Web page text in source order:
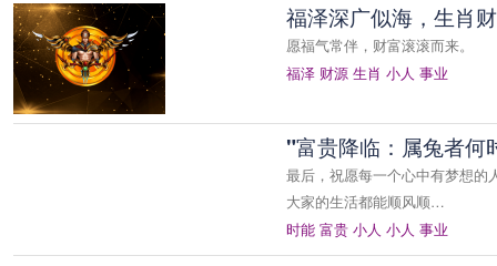
福泽深广似海，生肖
愿福气常伴，财富滚滚而来。
福泽 财源 生肖 小人 事业
"富贵降临：属兔者何
最后，祝愿每一个心中有梦想的
大家的生活都能顺风顺…
时能 富贵 小人 小人 事业